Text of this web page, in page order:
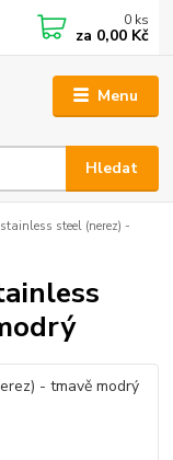
Menu
Hledat
0 ks
za 0,00 Kč
steel (nerez) -